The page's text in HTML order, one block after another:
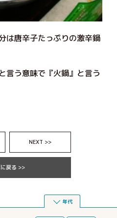
は唐辛子たっぷりの激辛鍋
言う意味で『火鍋』と言う
NEXT >>
戻る >>
年代